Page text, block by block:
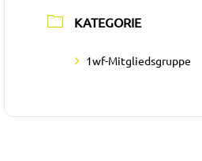
KATEGORIE
1wf-Mitgliedsgruppe